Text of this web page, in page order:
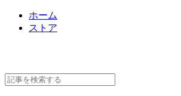
ホーム
ストア